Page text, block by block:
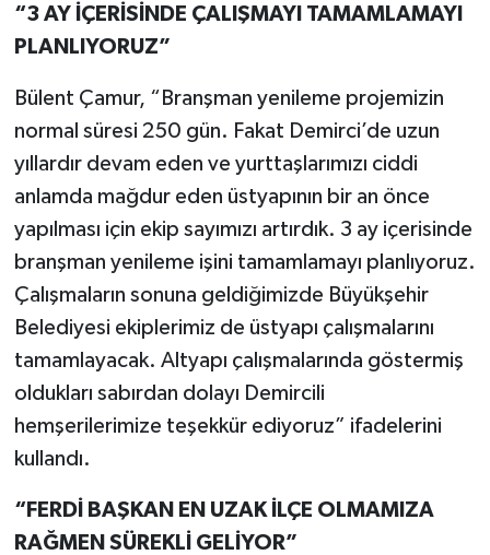
“3 AY İÇERİSİNDE ÇALIŞMAYI TAMAMLAMAYI
PLANLIYORUZ”
Bülent Çamur, “Branşman yenileme projemizin
normal süresi 250 gün. Fakat Demirci’de uzun
yıllardır devam eden ve yurttaşlarımızı ciddi
anlamda mağdur eden üstyapının bir an önce
yapılması için ekip sayımızı artırdık. 3 ay içerisinde
branşman yenileme işini tamamlamayı planlıyoruz.
Çalışmaların sonuna geldiğimizde Büyükşehir
Belediyesi ekiplerimiz de üstyapı çalışmalarını
tamamlayacak. Altyapı çalışmalarında göstermiş
oldukları sabırdan dolayı Demircili
hemşerilerimize teşekkür ediyoruz” ifadelerini
kullandı.
“FERDİ BAŞKAN EN UZAK İLÇE OLMAMIZA
RAĞMEN SÜREKLİ GELİYOR”